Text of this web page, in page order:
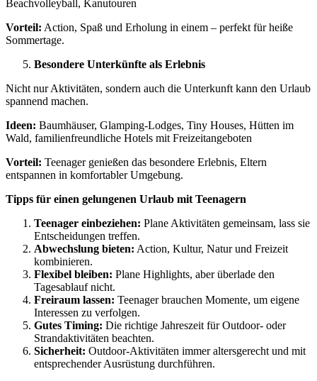
Beachvolleyball, Kanutouren
Vorteil: Action, Spaß und Erholung in einem – perfekt für heiße
Sommertage.
Besondere Unterkünfte als Erlebnis
Nicht nur Aktivitäten, sondern auch die Unterkunft kann den Urlaub
spannend machen.
Ideen: Baumhäuser, Glamping-Lodges, Tiny Houses, Hütten im
Wald, familienfreundliche Hotels mit Freizeitangeboten
Vorteil: Teenager genießen das besondere Erlebnis, Eltern
entspannen in komfortabler Umgebung.
Tipps für einen gelungenen Urlaub mit Teenagern
Teenager einbeziehen: Plane Aktivitäten gemeinsam, lass sie
Entscheidungen treffen.
Abwechslung bieten: Action, Kultur, Natur und Freizeit
kombinieren.
Flexibel bleiben: Plane Highlights, aber überlade den
Tagesablauf nicht.
Freiraum lassen: Teenager brauchen Momente, um eigene
Interessen zu verfolgen.
Gutes Timing: Die richtige Jahreszeit für Outdoor- oder
Strandaktivitäten beachten.
Sicherheit: Outdoor-Aktivitäten immer altersgerecht und mit
entsprechender Ausrüstung durchführen.